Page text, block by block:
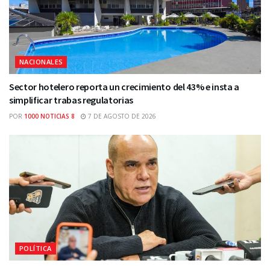
NACIONALES
Sector hotelero reporta un crecimiento del 43% e insta a
simplificar trabas regulatorias
POR 1000 NOTICIAS 8 7 DE AGOSTO DE 2026
POLÍTICA